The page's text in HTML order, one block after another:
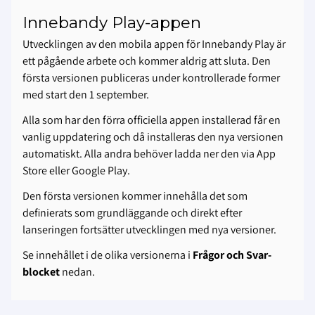
Innebandy Play-appen
Utvecklingen av den mobila appen för Innebandy Play är
ett pågående arbete och kommer aldrig att sluta. Den
första versionen publiceras under kontrollerade former
med start den 1 september.
Alla som har den förra officiella appen installerad får en
vanlig uppdatering och då installeras den nya versionen
automatiskt. Alla andra behöver ladda ner den via App
Store eller Google Play.
Den första versionen kommer innehålla det som
definierats som grundläggande och direkt efter
lanseringen fortsätter utvecklingen med nya versioner.
Se innehållet i de olika versionerna i Frågor och Svar-
blocketnedan.